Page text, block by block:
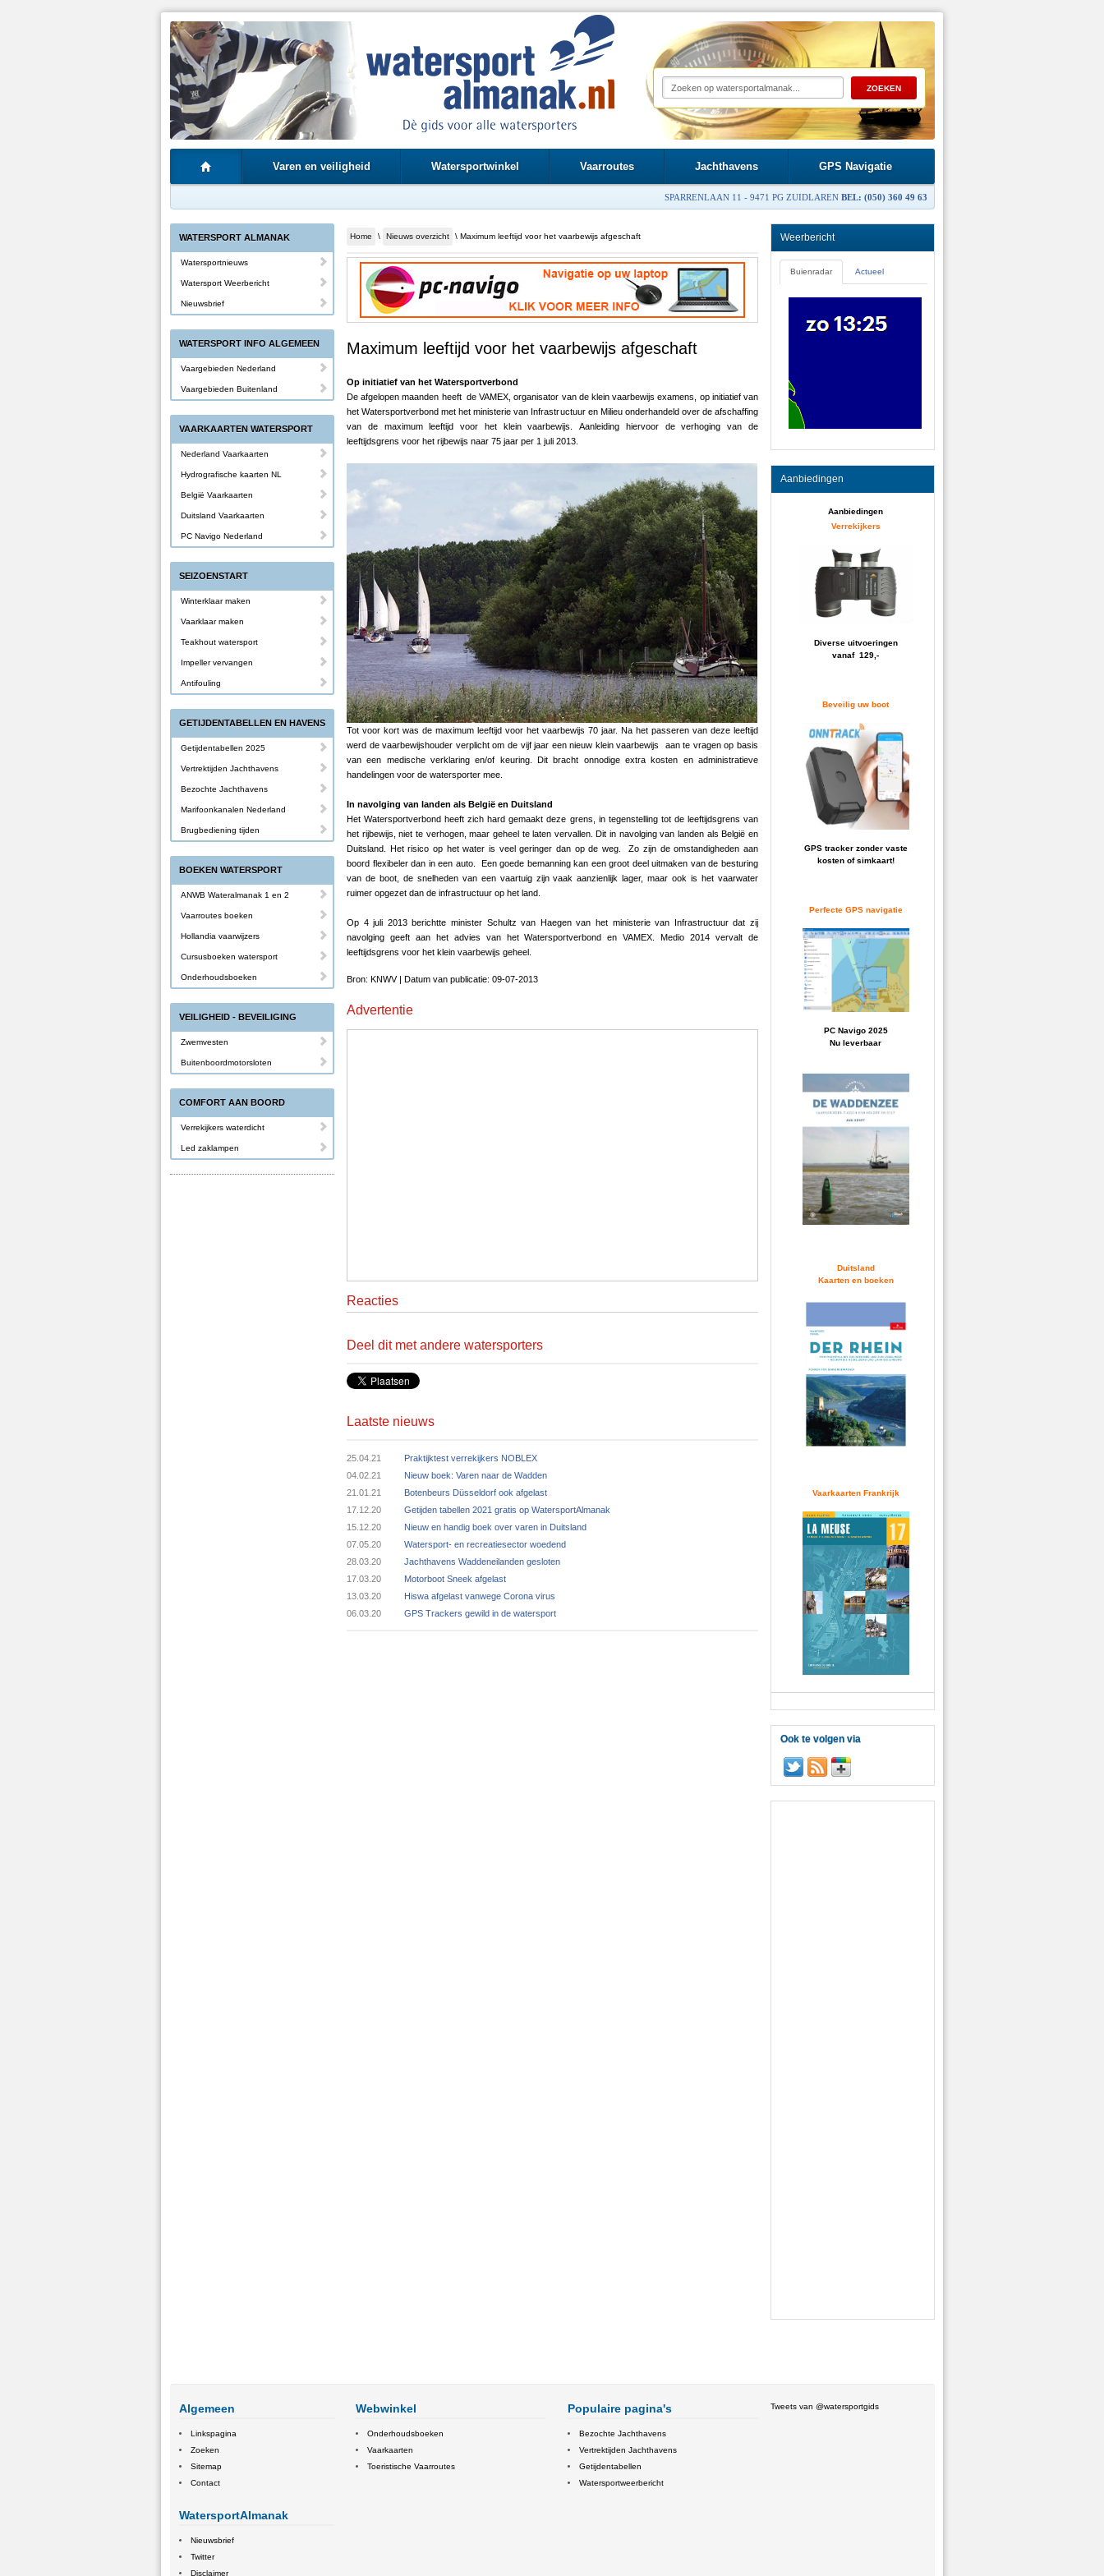
Varen en veiligheid Watersportwinkel Vaarroutes Jachthavens GPS Navigatie
SPARRENLAAN 11 - 9471 PG ZUIDLAREN BEL: (050) 360 49 63
Home \ Nieuws overzicht \ Maximum leeftijd voor het vaarbewijs afgeschaft
Maximum leeftijd voor het vaarbewijs afgeschaft
Op initiatief van het Watersportverbond
De afgelopen maanden heeft de VAMEX, organisator van de klein vaarbewijs examens, op initiatief van
het Watersportverbond met het ministerie van Infrastructuur en Milieu onderhandeld over de afschaffing
van de maximum leeftijd voor het klein vaarbewijs. Aanleiding hiervoor de verhoging van de
leeftijdsgrens voor het rijbewijs naar 75 jaar per 1 juli 2013.
Tot voor kort was de maximum leeftijd voor het vaarbewijs 70 jaar. Na het passeren van deze leeftijd
werd de vaarbewijshouder verplicht om de vijf jaar een nieuw klein vaarbewijs aan te vragen op basis
van een medische verklaring en/of keuring. Dit bracht onnodige extra kosten en administratieve
handelingen voor de watersporter mee.
In navolging van landen als België en Duitsland
Het Watersportverbond heeft zich hard gemaakt deze grens, in tegenstelling tot de leeftijdsgrens van
het rijbewijs, niet te verhogen, maar geheel te laten vervallen. Dit in navolging van landen als België en
Duitsland. Het risico op het water is veel geringer dan op de weg. Zo zijn de omstandigheden aan
boord flexibeler dan in een auto. Een goede bemanning kan een groot deel uitmaken van de besturing
van de boot, de snelheden van een vaartuig zijn vaak aanzienlijk lager, maar ook is het vaarwater
ruimer opgezet dan de infrastructuur op het land.
Op 4 juli 2013 berichtte minister Schultz van Haegen van het ministerie van Infrastructuur dat zij
navolging geeft aan het advies van het Watersportverbond en VAMEX. Medio 2014 vervalt de
leeftijdsgrens voor het klein vaarbewijs geheel.
Bron: KNWV | Datum van publicatie: 09-07-2013
Advertentie
Reacties
Deel dit met andere watersporters
Laatste nieuws
25.04.21
Praktijktest verrekijkers NOBLEX
04.02.21
Nieuw boek: Varen naar de Wadden
21.01.21
Botenbeurs Düsseldorf ook afgelast
17.12.20
Getijden tabellen 2021 gratis op WatersportAlmanak
15.12.20
Nieuw en handig boek over varen in Duitsland
07.05.20
Watersport- en recreatiesector woedend
28.03.20
Jachthavens Waddeneilanden gesloten
17.03.20
Motorboot Sneek afgelast
13.03.20
Hiswa afgelast vanwege Corona virus
06.03.20
GPS Trackers gewild in de watersport
Weerbericht
Buienradar Actueel
Aanbiedingen
Aanbiedingen
Verrekijkers
Diverse uitvoeringen
vanaf 129,-
Beveilig uw boot
GPS tracker zonder vaste
kosten of simkaart!
Perfecte GPS navigatie
PC Navigo 2025
Nu leverbaar
Duitsland
Kaarten en boeken
Vaarkaarten Frankrijk
Ook te volgen via
WATERSPORT ALMANAK
Watersportnieuws
Watersport Weerbericht
Nieuwsbrief
WATERSPORT INFO ALGEMEEN
Vaargebieden Nederland
Vaargebieden Buitenland
VAARKAARTEN WATERSPORT
Nederland Vaarkaarten
Hydrografische kaarten NL
België Vaarkaarten
Duitsland Vaarkaarten
PC Navigo Nederland
SEIZOENSTART
Winterklaar maken
Vaarklaar maken
Teakhout watersport
Impeller vervangen
Antifouling
GETIJDENTABELLEN EN HAVENS
Getijdentabellen 2025
Vertrektijden Jachthavens
Bezochte Jachthavens
Marifoonkanalen Nederland
Brugbediening tijden
BOEKEN WATERSPORT
ANWB Wateralmanak 1 en 2
Vaarroutes boeken
Hollandia vaarwijzers
Cursusboeken watersport
Onderhoudsboeken
VEILIGHEID - BEVEILIGING
Zwemvesten
Buitenboordmotorsloten
COMFORT AAN BOORD
Verrekijkers waterdicht
Led zaklampen
Algemeen
Linkspagina
Zoeken
Sitemap
Contact
WatersportAlmanak
Nieuwsbrief
Twitter
Disclaimer
Webwinkel
Onderhoudsboeken
Vaarkaarten
Toeristische Vaarroutes
Populaire pagina's
Bezochte Jachthavens
Vertrektijden Jachthavens
Getijdentabellen
Watersportweerbericht
Tweets van @watersportgids